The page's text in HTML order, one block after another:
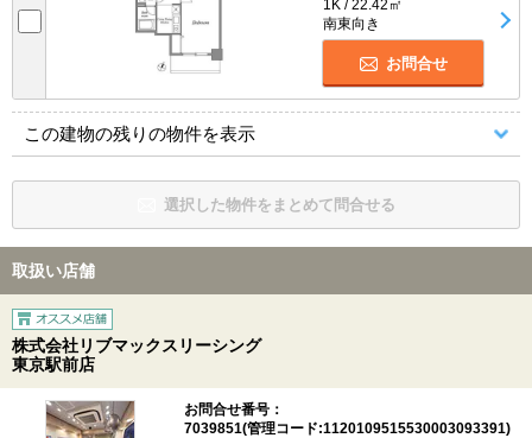
1K / 22.42㎡
南東向き
お問合せ
この建物の残りの物件を表示
選択した物件をまとめて問合せる
取扱い店舗
株式会社リブマックスリーシング
東京駅前店
お問合せ番号：
7039851(管理コード:1120109515530003093391)